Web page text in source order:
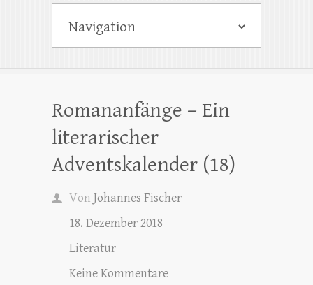
Romananfänge – Ein
literarischer
Adventskalender (18)
Von Johannes Fischer
18. Dezember 2018
Literatur
Keine Kommentare